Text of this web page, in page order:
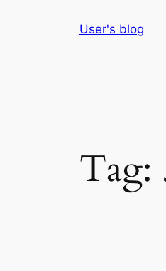
User's blog
Tag: